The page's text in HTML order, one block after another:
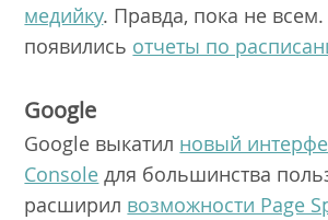
медийку. Правда, пока не
появились отчеты по
Google
Google выкатил новый
Console для большинства
расширил возможности Page